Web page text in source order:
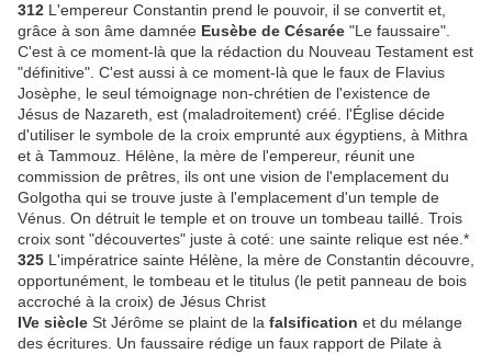
312 L'empereur Constantin prend le pouvoir, il se convertit et,
grâce à son âme damnée Eusèbe de Césarée "Le faussaire".
C'est à ce moment-là que la rédaction du Nouveau Testament est
"définitive". C'est aussi à ce moment-là que le faux de Flavius
Josèphe, le seul témoignage non-chrétien de l'existence de
Jésus de Nazareth, est (maladroitement) créé. l'Église décide
d'utiliser le symbole de la croix emprunté aux égyptiens, à Mithra
et à Tammouz. Hélène, la mère de l'empereur, réunit une
commission de prêtres, ils ont une vision de l'emplacement du
Golgotha qui se trouve juste à l'emplacement d'un temple de
Vénus. On détruit le temple et on trouve un tombeau taillé. Trois
croix sont "découvertes" juste à coté: une sainte relique est née.*
325 L'impératrice sainte Hélène, la mère de Constantin découvre,
opportunément, le tombeau et le titulus (le petit panneau de bois
accroché à la croix) de Jésus Christ
IVe siècle St Jérôme se plaint de la falsification et du mélange
des écritures. Un faussaire rédige un faux rapport de Pilate à